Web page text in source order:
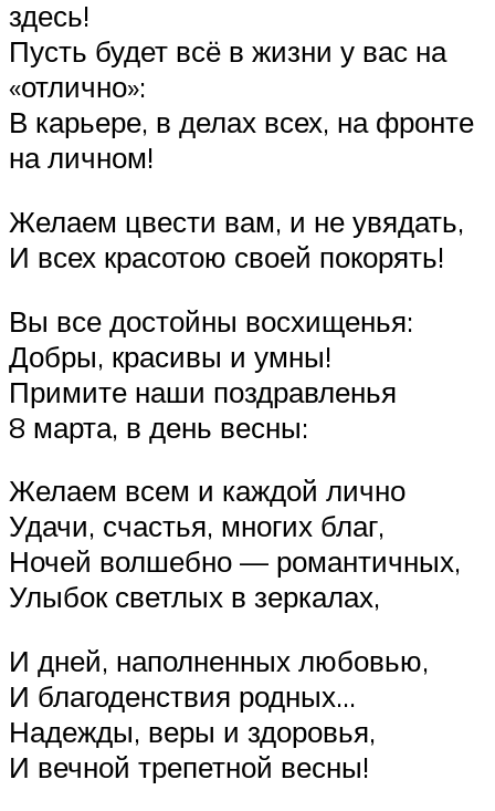
здесь!
Пусть будет всё в жизни у вас на
«отлично»:
В карьере, в делах всех, на фронте
на личном!
Желаем цвести вам, и не увядать,
И всех красотою своей покорять!
Вы все достойны восхищенья:
Добры, красивы и умны!
Примите наши поздравленья
8 марта, в день весны:
Желаем всем и каждой лично
Удачи, счастья, многих благ,
Ночей волшебно — романтичных,
Улыбок светлых в зеркалах,
И дней, наполненных любовью,
И благоденствия родных…
Надежды, веры и здоровья,
И вечной трепетной весны!